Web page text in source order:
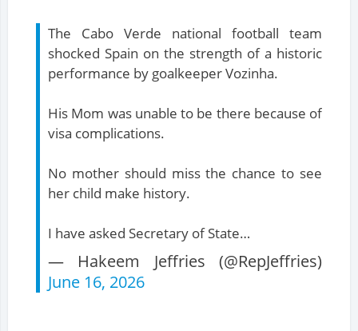
The Cabo Verde national football team
shocked Spain on the strength of a historic
performance by goalkeeper Vozinha.
His Mom was unable to be there because of
visa complications.
No mother should miss the chance to see
her child make history.
I have asked Secretary of State…
— Hakeem Jeffries (@RepJeffries)
June 16, 2026